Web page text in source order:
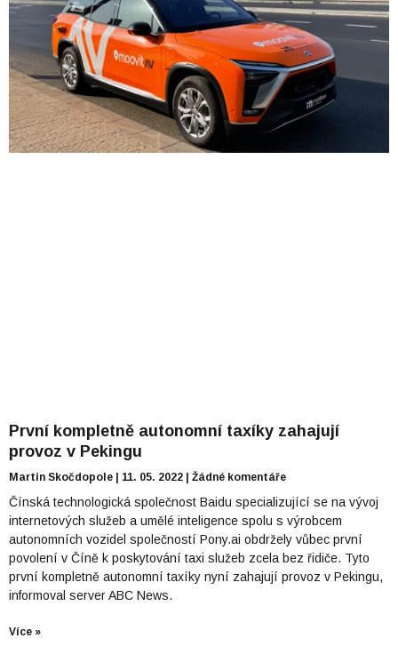
První kompletně autonomní taxíky zahajují
provoz v Pekingu
Martin Skočdopole 11. 05. 2022 Žádné komentáře
Čínská technologická společnost Baidu specializující se na vývoj
internetových služeb a umělé inteligence spolu s výrobcem
autonomních vozidel společností Pony.ai obdržely vůbec první
povolení v Číně k poskytování taxi služeb zcela bez řidiče. Tyto
první kompletně autonomní taxíky nyní zahajují provoz v Pekingu,
informoval server ABC News.
Více »